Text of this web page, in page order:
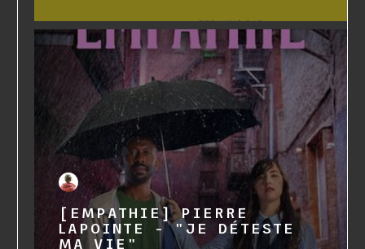
[EMPATHIE] PIERRE
LAPOINTE - "JE DÉTESTE
MA VIE"